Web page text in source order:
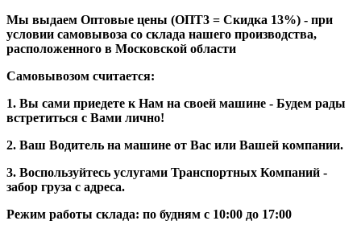
Мы выдаем Оптовые цены (ОПТ3 = Скидка 13%) - при
условии самовывоза со склада нашего производства,
расположенного в Московской области
Самовывозом считается:
1. Вы сами приедете к Нам на своей машине - Будем рады
встретиться с Вами лично!
2. Ваш Водитель на машине от Вас или Вашей компании.
3. Воспользуйтесь услугами Транспортных Компаний -
забор груза с адреса.
Режим работы склада: по будням с 10:00 до 17:00